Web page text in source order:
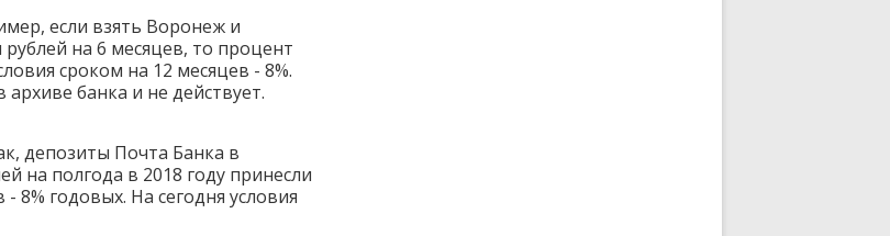
если взять Воронеж и
на 6 месяцев, то процент
сроком на 12 месяцев - 8%.
банка и не действует.
депозиты Почта Банка в
на полгода в 2018 году принесли
8% годовых. На сегодня условия